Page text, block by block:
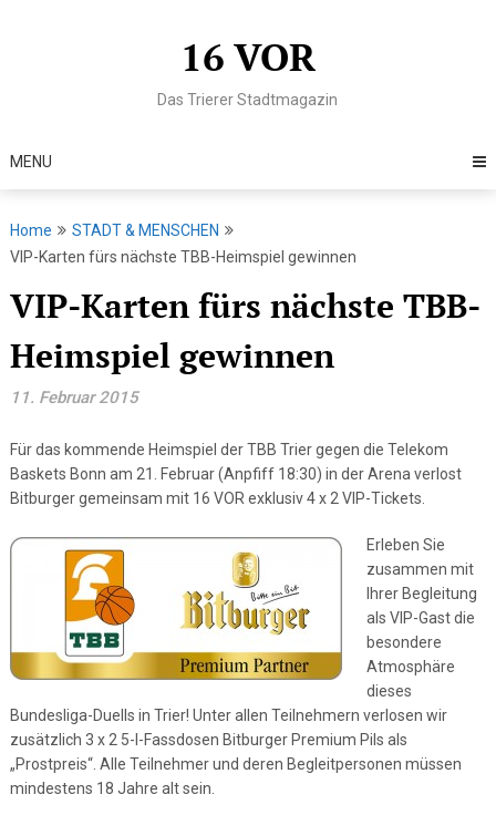
16 VOR
Das Trierer Stadtmagazin
MENU
Home
STADT & MENSCHEN
VIP-Karten fürs nächste TBB-Heimspiel gewinnen
VIP-Karten fürs nächste TBB-
Heimspiel gewinnen
11. Februar 2015
Für das kommende Heimspiel der TBB Trier gegen die Telekom
Baskets Bonn am 21. Februar (Anpfiff 18:30) in der Arena verlost
Bitburger gemeinsam mit 16 VOR exklusiv 4 x 2 VIP-Tickets.
Erleben Sie
zusammen mit
Ihrer Begleitung
als VIP-Gast die
besondere
Atmosphäre
dieses
Bundesliga-Duells in Trier! Unter allen Teilnehmern verlosen wir
zusätzlich 3 x 2 5-l-Fassdosen Bitburger Premium Pils als
„Prostpreis“. Alle Teilnehmer und deren Begleitpersonen müssen
mindestens 18 Jahre alt sein.